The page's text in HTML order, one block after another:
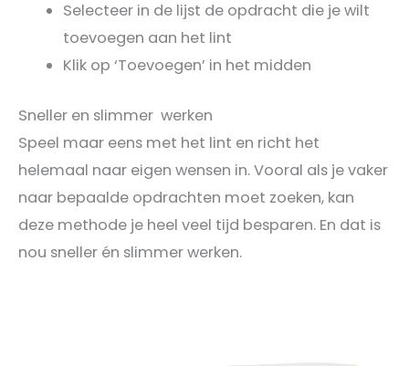
Selecteer in de lijst de opdracht die je wilt
toevoegen aan het lint
Klik op ‘Toevoegen’ in het midden
Sneller en slimmer werken
Speel maar eens met het lint en richt het
helemaal naar eigen wensen in. Vooral als je vaker
naar bepaalde opdrachten moet zoeken, kan
deze methode je heel veel tijd besparen. En dat is
nou sneller én slimmer werken.